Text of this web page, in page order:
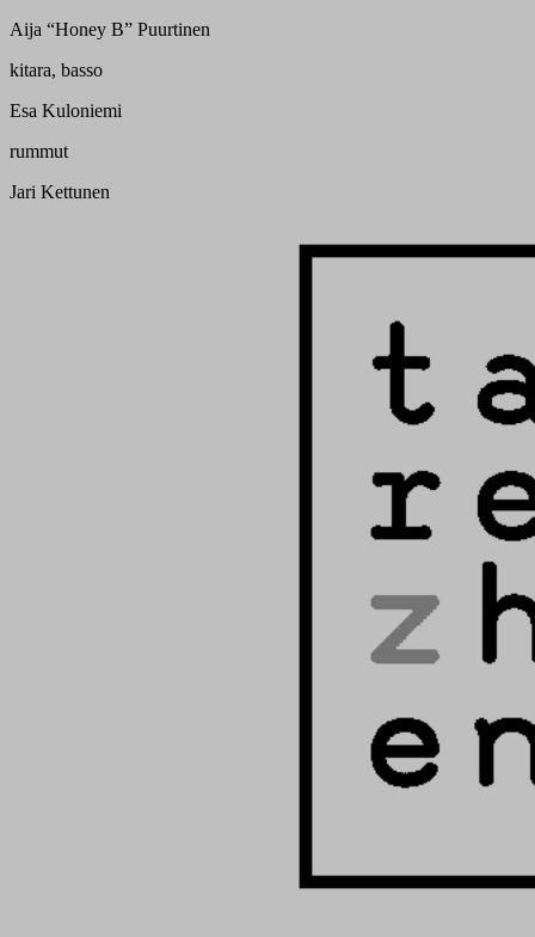
Aija “Honey B” Puurtinen
kitara, basso
Esa Kuloniemi
rummut
Jari Kettunen